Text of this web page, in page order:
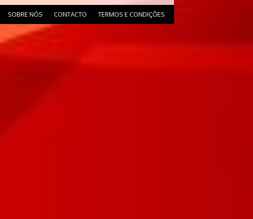
SOBRE NÓS CONTACTO TERMOS E CONDIÇÕES